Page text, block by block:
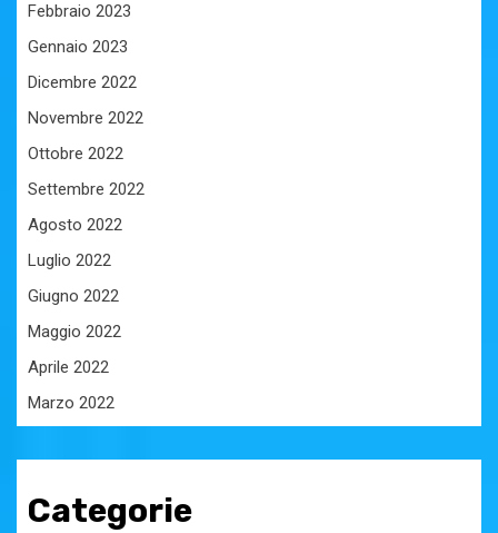
Febbraio 2023
Gennaio 2023
Dicembre 2022
Novembre 2022
Ottobre 2022
Settembre 2022
Agosto 2022
Luglio 2022
Giugno 2022
Maggio 2022
Aprile 2022
Marzo 2022
Categorie